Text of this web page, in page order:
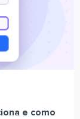
e como